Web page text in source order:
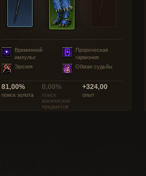
Временной
импульс
Пророческая
гармония
Эрозия
Обман судьбы
81,00%
поиск золота
0,00%
поиск
магических
предметов
+324,00
опыт